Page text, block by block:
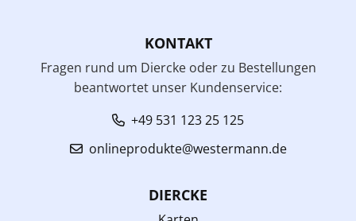
KONTAKT
Fragen rund um Diercke oder zu Bestellungen
beantwortet unser Kundenservice:
+49 531 123 25 125
onlineprodukte@westermann.de
DIERCKE